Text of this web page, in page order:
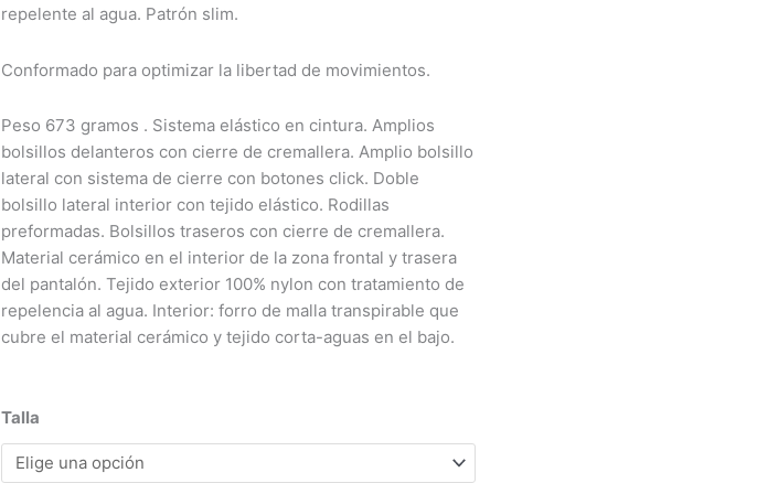
repelente al agua. Patrón slim.
Conformado para optimizar la libertad de movimientos.
Peso 673 gramos . Sistema elástico en cintura. Amplios
bolsillos delanteros con cierre de cremallera. Amplio bolsillo
lateral con sistema de cierre con botones click. Doble
bolsillo lateral interior con tejido elástico. Rodillas
preformadas. Bolsillos traseros con cierre de cremallera.
Material cerámico en el interior de la zona frontal y trasera
del pantalón. Tejido exterior 100% nylon con tratamiento de
repelencia al agua. Interior: forro de malla transpirable que
cubre el material cerámico y tejido corta-aguas en el bajo.
Talla
Pantalón
Chiruca
Silvano